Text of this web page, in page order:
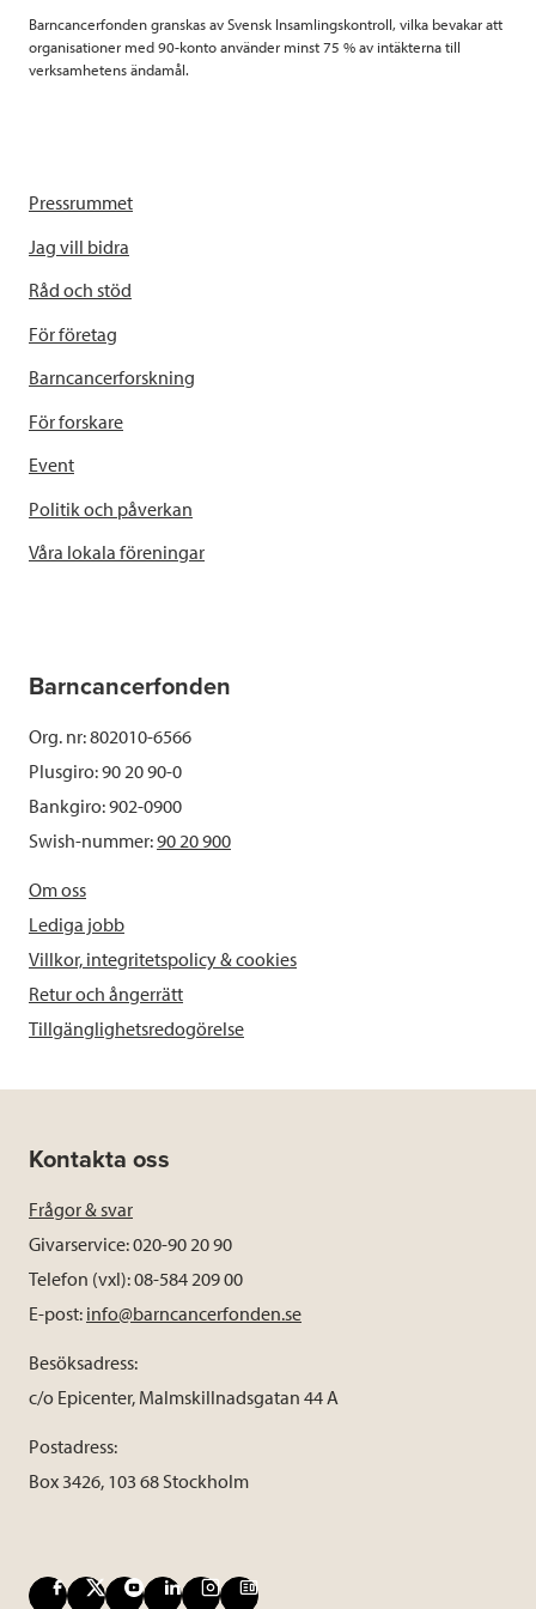
Barncancerfonden granskas av Svensk Insamlingskontroll, vilka bevakar att
organisationer med 90-konto använder minst 75 % av intäkterna till
verksamhetens ändamål.
Pressrummet
Jag vill bidra
Råd och stöd
För företag
Barncancerforskning
För forskare
Event
Politik och påverkan
Våra lokala föreningar
Barncancerfonden
Org. nr: 802010-6566
Plusgiro: 90 20 90-0
Bankgiro: 902-0900
Swish-nummer:90 20 900
Om oss
Lediga jobb
Villkor, integritetspolicy & cookies
Retur och ångerrätt
Tillgänglighetsredogörelse
Kontakta oss
Frågor & svar
Givarservice: 020-90 20 90
Telefon (vxl): 08-584 209 00
E-post: info@barncancerfonden.se
Besöksadress:
c/o Epicenter, Malmskillnadsgatan 44 A
Postadress:
Box 3426, 103 68 Stockholm
F X Y L I B